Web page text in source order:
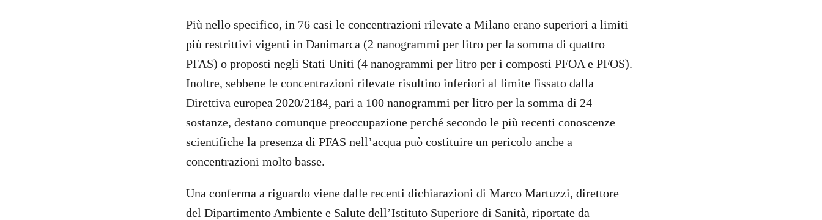
Più nello specifico, in 76 casi le concentrazioni rilevate a Milano erano superiori a limiti
più restrittivi vigenti in Danimarca (2 nanogrammi per litro per la somma di quattro
PFAS) o proposti negli Stati Uniti (4 nanogrammi per litro per i composti PFOA e PFOS).
Inoltre, sebbene le concentrazioni rilevate risultino inferiori al limite fissato dalla
Direttiva europea 2020/2184, pari a 100 nanogrammi per litro per la somma di 24
sostanze, destano comunque preoccupazione perché secondo le più recenti conoscenze
scientifiche la presenza di PFAS nell’acqua può costituire un pericolo anche a
concentrazioni molto basse.
Una conferma a riguardo viene dalle recenti dichiarazioni di Marco Martuzzi, direttore
del Dipartimento Ambiente e Salute dell’Istituto Superiore di Sanità, riportate da